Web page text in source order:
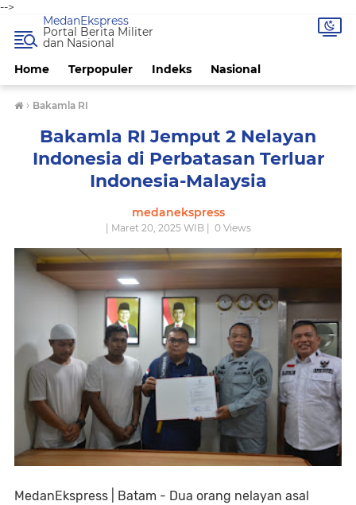
-->
Home Terpopuler Indeks Nasional
MedanEkspress
Portal Berita Militer
dan Nasional
› Bakamla RI
Bakamla RI Jemput 2 Nelayan
Indonesia di Perbatasan Terluar
Indonesia-Malaysia
medanekspress
| Maret 20, 2025 WIB | 0Views
MedanEkspress | Batam - Dua orang nelayan asal